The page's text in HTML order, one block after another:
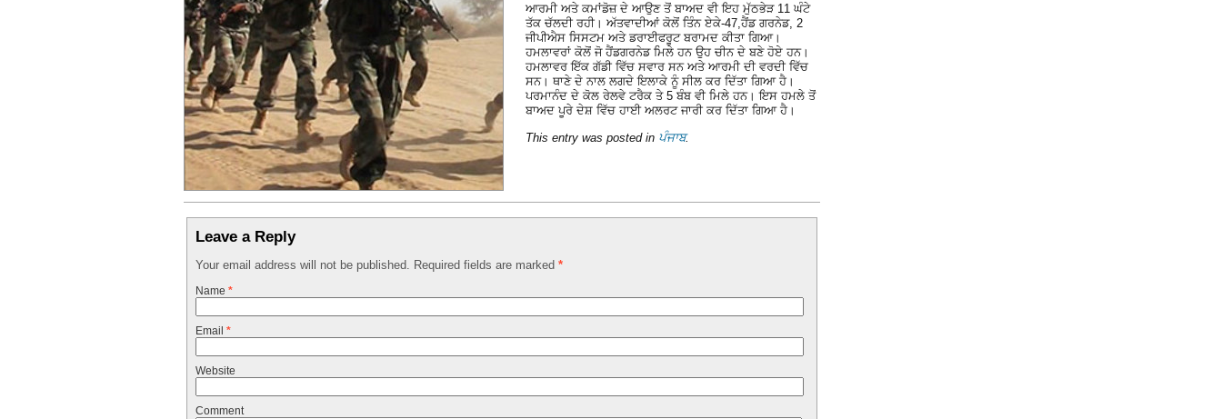
ਆਰਮੀ ਅਤੇ ਕਮਾਂਡੋਜ਼ ਦੇ ਆਉਣ ਤੋਂ ਬਾਅਦ ਵੀ ਇਹ ਮੁੱਠਭੇੜ 11 ਘੰਟੇ
ਤੱਕ ਚੱਲਦੀ ਰਹੀ। ਅੱਤਵਾਦੀਆਂ ਕੋਲੋਂ ਤਿੰਨ ਏਕੇ-47,ਹੈਂਡ ਗਰਨੇਡ, 2
ਜੀਪੀਐਸ ਸਿਸਟਮ ਅਤੇ ਡਰਾਈਫਰੂਟ ਬਰਾਮਦ ਕੀਤਾ ਗਿਆ।
ਹਮਲਾਵਰਾਂ ਕੋਲੋਂ ਜੋ ਹੈਂਡਗਰਨੇਡ ਮਿਲੇ ਹਨ ਉਹ ਚੀਨ ਦੇ ਬਣੇ ਹੋਏ ਹਨ।
ਹਮਲਾਵਰ ਇੱਕ ਗੱਡੀ ਵਿੱਚ ਸਵਾਰ ਸਨ ਅਤੇ ਆਰਮੀ ਦੀ ਵਰਦੀ ਵਿੱਚ
ਸਨ। ਥਾਣੇ ਦੇ ਨਾਲ ਲਗਦੇ ਇਲਾਕੇ ਨੂੰ ਸੀਲ ਕਰ ਦਿੱਤਾ ਗਿਆ ਹੈ।
ਪਰਮਾਨੰਦ ਦੇ ਕੋਲ ਰੇਲਵੇ ਟਰੈਕ ਤੇ 5 ਬੰਬ ਵੀ ਮਿਲੇ ਹਨ। ਇਸ ਹਮਲੇ ਤੋਂ
ਬਾਅਦ ਪੂਰੇ ਦੇਸ਼ ਵਿੱਚ ਹਾਈ ਅਲਰਟ ਜਾਰੀ ਕਰ ਦਿੱਤਾ ਗਿਆ ਹੈ।
This entry was posted in ਪੰਜਾਬ.
Leave a Reply
Your email address will not be published. Required fields are marked *
Name *
Email *
Website
Comment